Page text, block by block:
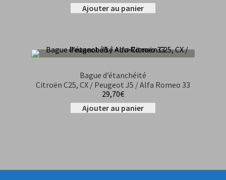
Ajouter au panier
Bague d’étanchéité
Citroën C25, CX / Peugeot J5 / Alfa Romeo 33
29,70€
Ajouter au panier